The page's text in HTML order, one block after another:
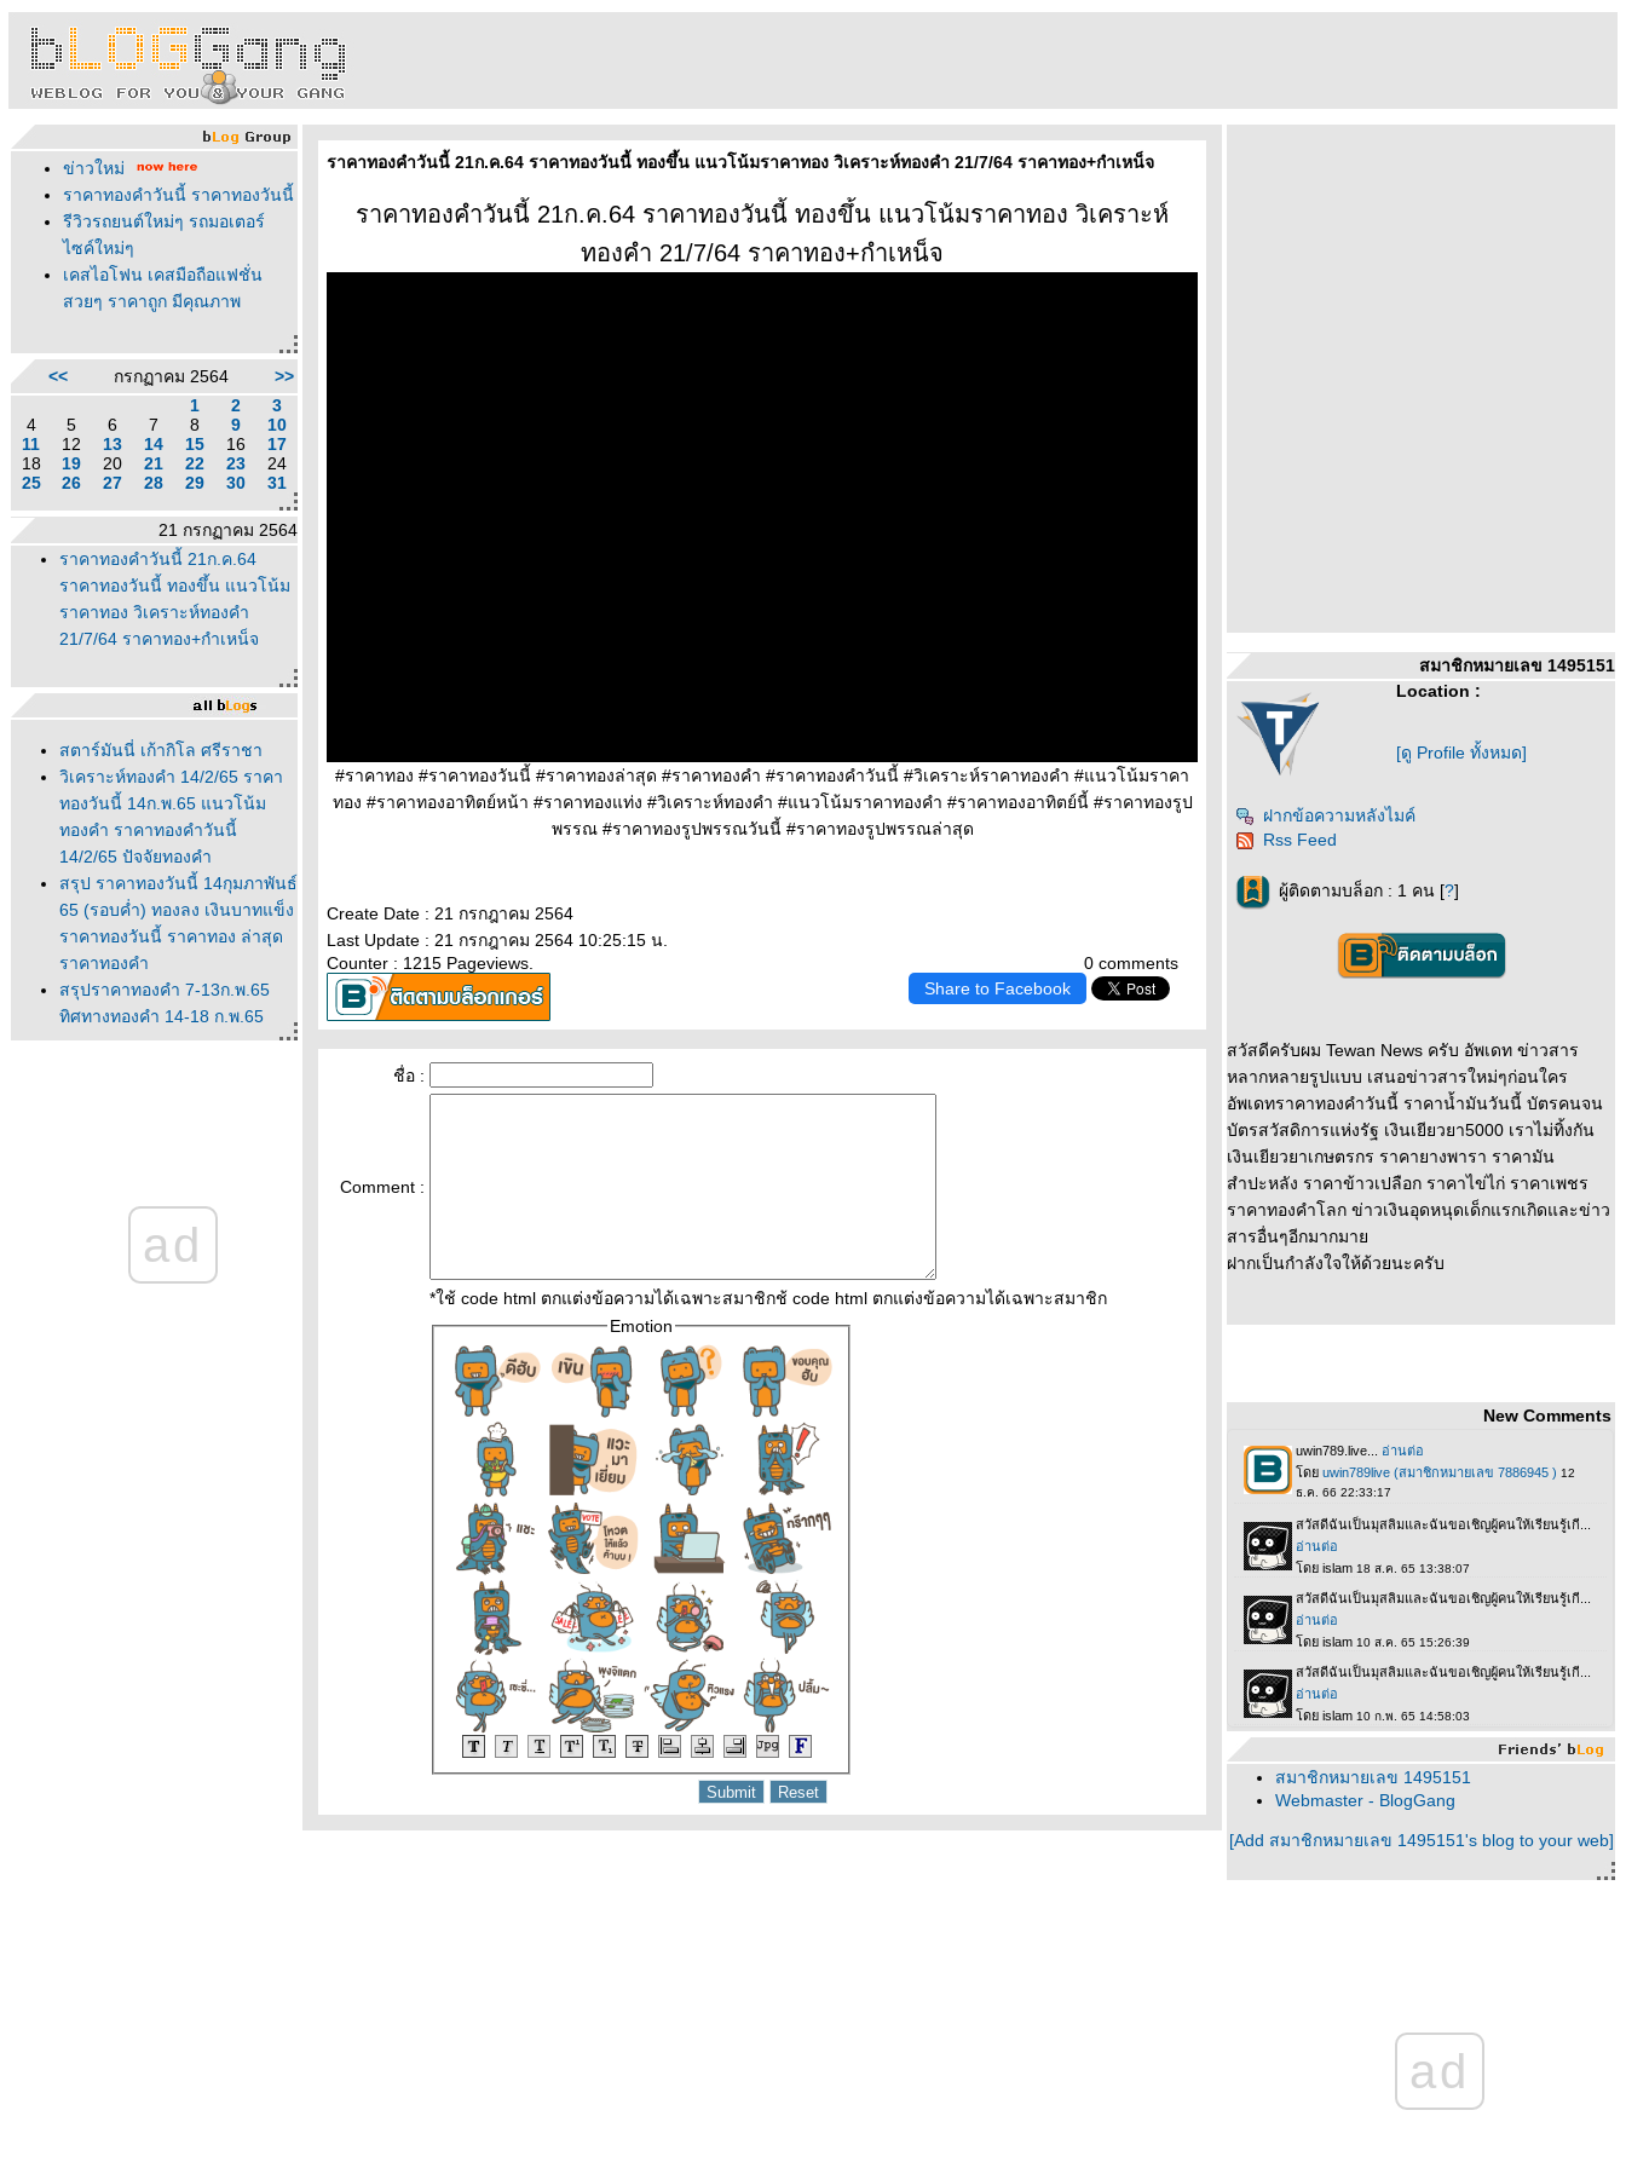
ข่าวใหม่
ราคาทองคำวันนี้ ราคาทองวันนี้
รีวิวรถยนต์ใหม่ๆ รถมอเตอร์
ไซค์ใหม่ๆ
เคสไอโฟน เคสมือถือแฟชั่น
สวยๆ ราคาถูก มีคุณภาพ
<< กรกฏาคม 2564
>>
1
2
3
4
5 6 7 8 9
10
11
12 13 14 15 16
17
18
19 20 21 22 23
24
25
26 27 28 29 30 31
21 กรกฏาคม 2564
ราคาทองคำวันนี้ 21ก.ค.64
ราคาทองวันนี้ ทองขึ้น แนวโน้ม
ราคาทอง วิเคราะห์ทองคำ
21/7/64 ราคาทอง+กำเหน็จ
สตาร์มันนี่ เก้ากิโล ศรีราชา
วิเคราะห์ทองคำ 14/2/65 ราคา
ทองวันนี้ 14ก.พ.65 แนวโน้ม
ทองคำ ราคาทองคำวันนี้
14/2/65 ปัจจัยทองคำ
สรุป ราคาทองวันนี้ 14กุมภาพันธ์
65 (รอบค่ำ) ทองลง เงินบาทแข็ง
ราคาทองวันนี้ ราคาทอง ล่าสุด
ราคาทองคำ
สรุปราคาทองคำ 7-13ก.พ.65
ทิศทางทองคำ 14-18 ก.พ.65
นวโน้มทองคำ ราคาทองวันนี้
ราคาทองคำวันนี้ 11/2/65
Updateล่าสุด ราคาทองวันนี้
11ก.พ.65 ราคาทองคำแท่ง ราคา
ทองรูปพรรณ+กำเหน็จ ราค
ad
ราคาทองคำวันนี้ 21ก.ค.64 ราคาทองวันนี้ ทองขึ้น แนวโน้มราคาทอง วิเคราะห์ทองคำ 21/7/64 ราคาทอง+กำเหน็จ
ราคาทองคำวันนี้ 21ก.ค.64 ราคาทองวันนี้ ทองขึ้น แนวโน้มราคาทอง วิเคราะห์
ทองคำ 21/7/64 ราคาทอง+กำเหน็จ
#ราคาทอง #ราคาทองวันนี้ #ราคาทองล่าสุด #ราคาทองคำ #ราคาทองคำวันนี้ #วิเคราะห์ราคาทองคำ #แนวโน้มราคา
ทอง #ราคาทองอาทิตย์หน้า #ราคาทองแท่ง #วิเคราะห์ทองคำ #แนวโน้มราคาทองคำ #ราคาทองอาทิตย์นี้ #ราคาทองรูป
พรรณ #ราคาทองรูปพรรณวันนี้ #ราคาทองรูปพรรณล่าสุด
Create Date : 21 กรกฎาคม 2564
Last Update : 21 กรกฎาคม 2564 10:25:15 น.
0 comments
Counter : 1215 Pageviews.
Share to Facebook
ชื่อ :
Comment :
*ใช้ code html ตกแต่งข้อความได้เฉพาะสมาชิกช้ code html ตกแต่งข้อความได้เฉพาะสมาชิก
Emotion
สมาชิกหมายเลข 1495151
Location :
[ดู Profile ทั้งหมด]
ฝากข้อความหลังไมค์
Rss Feed
ผู้ติดตามบล็อก : 1 คน [?]
สวัสดีครับผม Tewan News ครับ อัพเดท ข่าวสาร
หลากหลายรูปแบบ เสนอข่าวสารใหม่ๆก่อนใคร
อัพเดทราคาทองคำวันนี้ ราคาน้ำมันวันนี้ บัตรคนจน
บัตรสวัสดิการแห่งรัฐ เงินเยียวยา5000 เราไม่ทิ้งกัน
เงินเยียวยาเกษตรกร ราคายางพารา ราคามัน
สำปะหลัง ราคาข้าวเปลือก ราคาไข่ไก่ ราคาเพชร
ราคาทองคำโลก ข่าวเงินอุดหนุดเด็กแรกเกิดและข่าว
สารอื่นๆอีกมากมา
ฝากเป็นกำลังใจให้ด้วยนะครับ
New Comments
สมาชิกหมายเลข 1495151
Webmaster - BlogGang
[Add สมาชิกหมายเลข 1495151's blog to your web]
ad